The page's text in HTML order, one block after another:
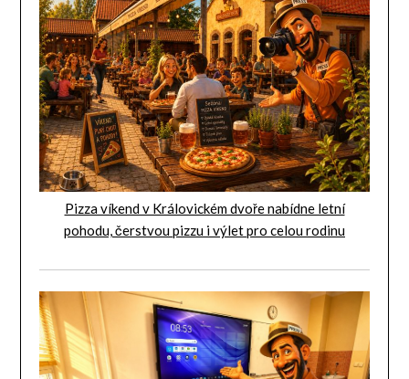
Pizza víkend v Královickém dvoře nabídne letní
pohodu, čerstvou pizzu i výlet pro celou rodinu